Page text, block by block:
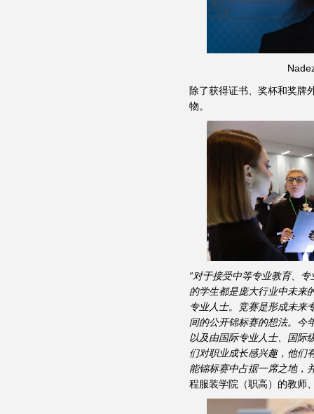
除了获得证书、奖杯和奖
物。
“对于接受中等专业教育、
的学生都是庞大行业中未来
专业人士。竞赛是形成未来
间的公开锦标赛的想法。今
以及由国际专业人士、国际
们对职业成长感兴趣，他们
能锦标赛中占据一席之地，
程服装学院（职高）的教师